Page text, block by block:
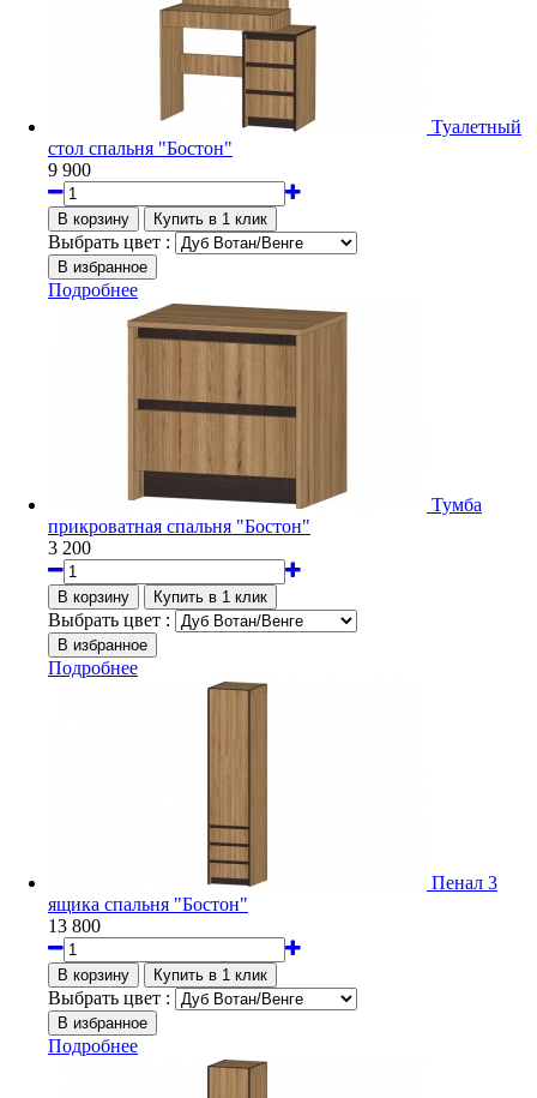
Туалетный
стол спальня "Бостон"
9 900
Выбрать цвет :
Подробнее
Тумба
прикроватная спальня "Бостон"
3 200
Выбрать цвет :
Подробнее
Пенал 3
ящика спальня "Бостон"
13 800
Выбрать цвет :
Подробнее